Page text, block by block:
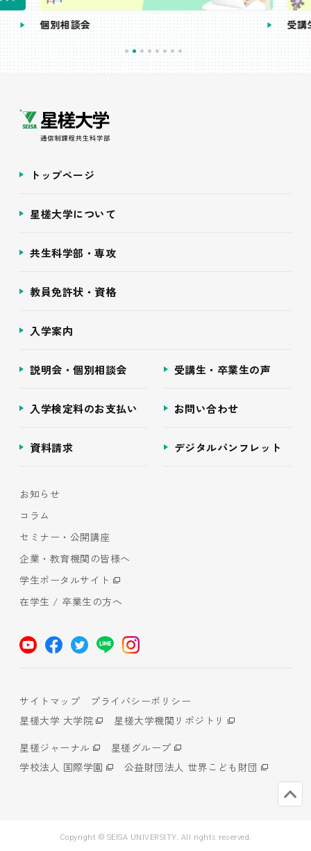
個別相談会 受講
トップページ
星槎大学について
共生科学部・専攻
教員免許状・資格
入学案内
説明会・個別相談会 受講生・卒業生の声
入学検定料のお支払い お問い合わせ
資料請求 デジタルパンフレット
お知らせ
コラム
セミナー・公開講座
企業・教育機関の皆様へ
学生ポータルサイト
在学生 / 卒業生の方へ
サイトマップ
プライバシーポリシー
星槎大学 大学院
星槎大学機関リポジトリ
星槎ジャーナル
星槎グループ
学校法人 国際学園
公益財団法人 世界こども財団
Copyright © SEISA UNIVERSITY. All rights reserved.